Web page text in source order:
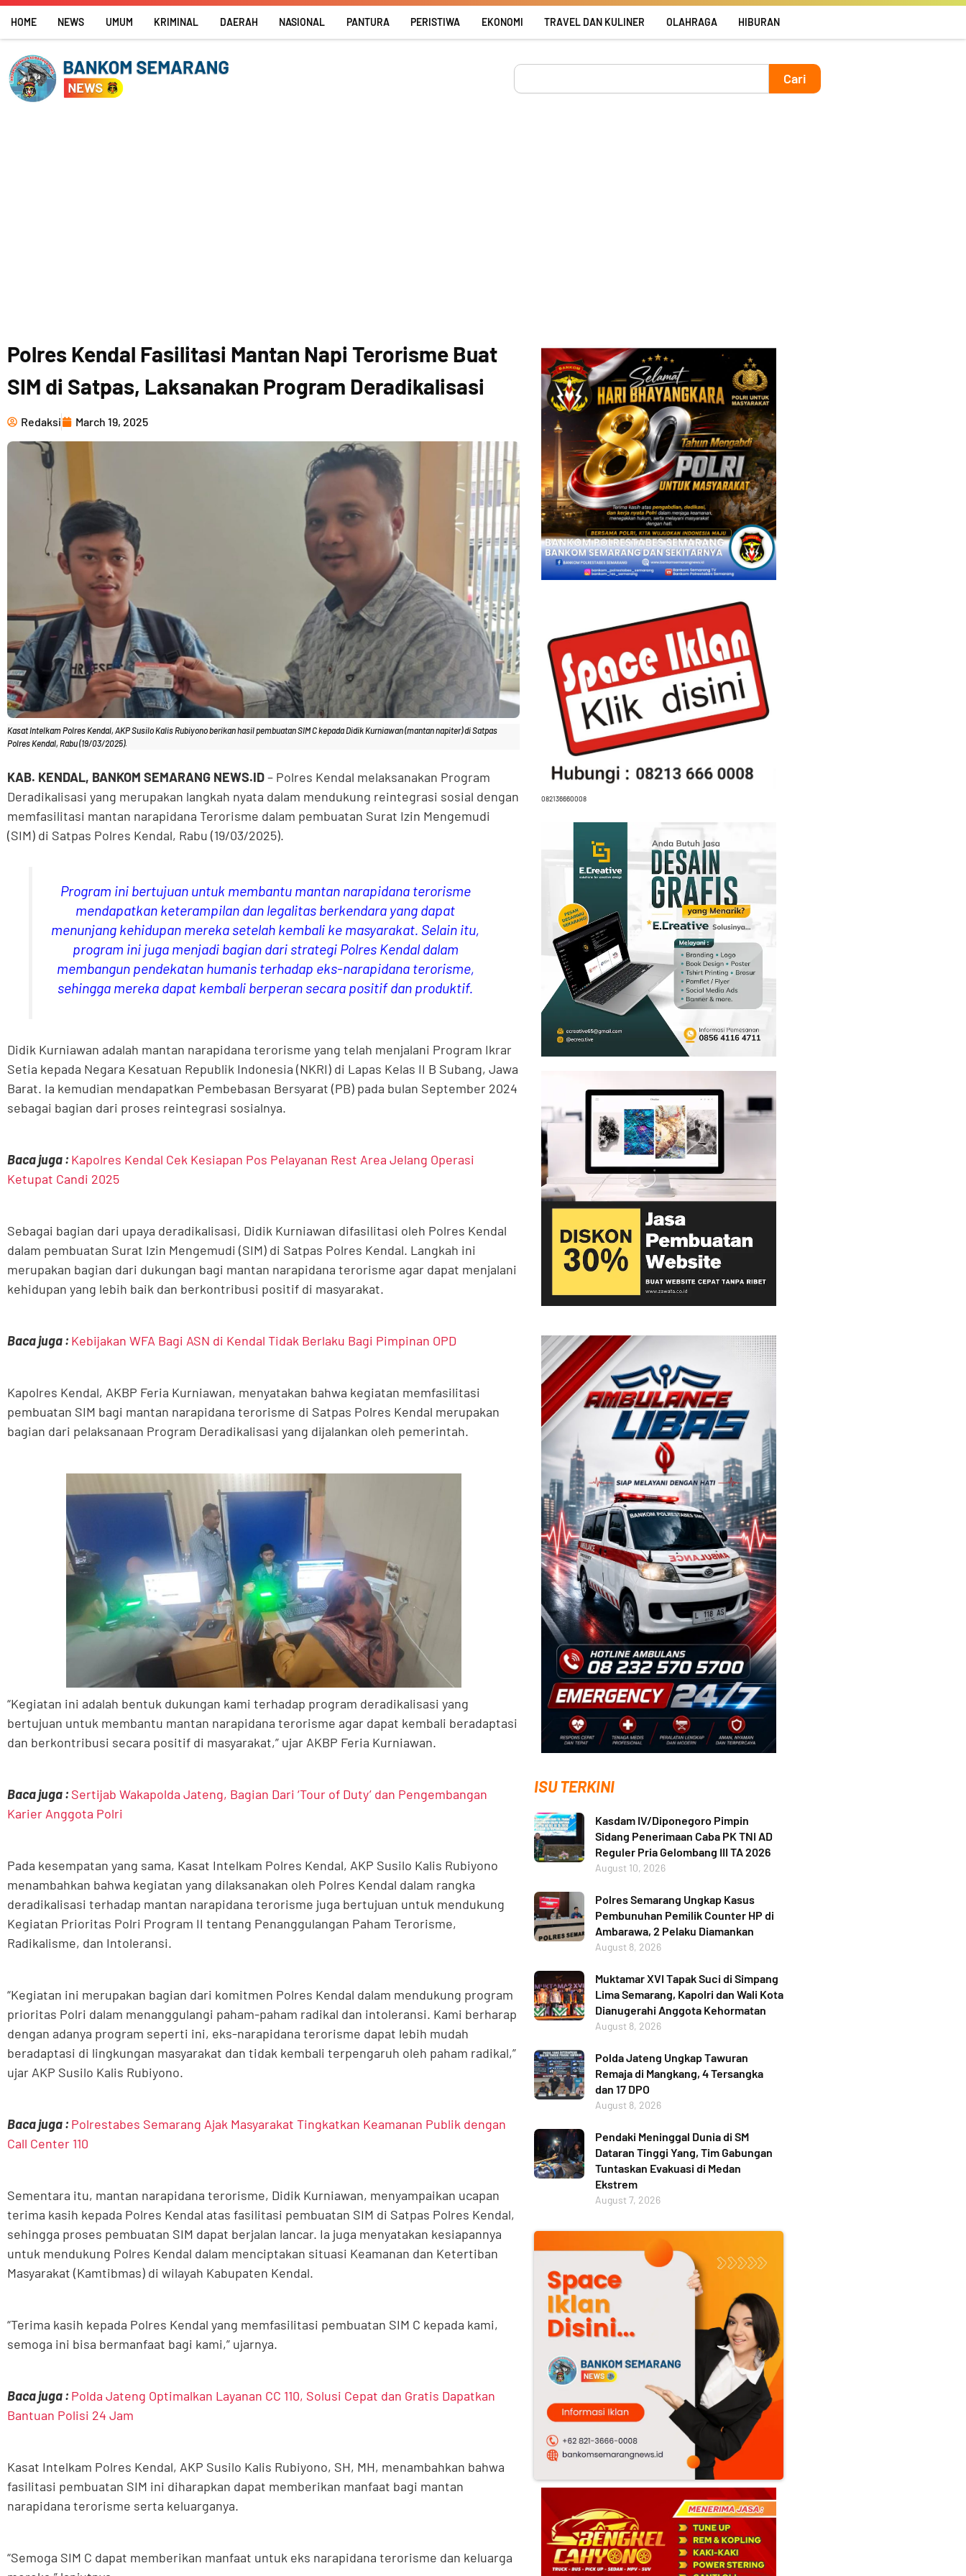
Skip
content
HOME NEWS UMUM KRIMINAL DAERAH NASIONAL PANTURA PERISTIWA EKONOMI TRAVEL DAN KULINER OLAHRAGA HIBURAN
Search
Cari
Polres Kendal Fasilitasi Mantan Napi Terorisme Buat
SIM di Satpas, Laksanakan Program Deradikalisasi
Redaksi March 19, 2025
Kasat Intelkam Polres Kendal, AKP Susilo Kalis Rubiyono berikan hasil pembuatan SIM C kepada Didik Kurniawan (mantan napiter) di Satpas
Polres Kendal, Rabu (19/03/2025).
KAB. KENDAL, BANKOM SEMARANG NEWS.ID– Polres Kendal melaksanakan Program
Deradikalisasi yang merupakan langkah nyata dalam mendukung reintegrasi sosial dengan
memfasilitasi mantan narapidana Terorisme dalam pembuatan Surat Izin Mengemudi
(SIM) di Satpas Polres Kendal, Rabu (19/03/2025).
Program ini bertujuan untuk membantu mantan narapidana terorisme
mendapatkan keterampilan dan legalitas berkendara yang dapat
menunjang kehidupan mereka setelah kembali ke masyarakat. Selain itu,
program ini juga menjadi bagian dari strategi Polres Kendal dalam
membangun pendekatan humanis terhadap eks-narapidana terorisme,
sehingga mereka dapat kembali berperan secara positif dan produktif.
Didik Kurniawan adalah mantan narapidana terorisme yang telah menjalani Program Ikrar
Setia kepada Negara Kesatuan Republik Indonesia (NKRI) di Lapas Kelas II B Subang, Jawa
Barat. Ia kemudian mendapatkan Pembebasan Bersyarat (PB) pada bulan September 2024
sebagai bagian dari proses reintegrasi sosialnya.
Baca juga : Kapolres Kendal Cek Kesiapan Pos Pelayanan Rest Area Jelang Operasi
Ketupat Candi 2025
Sebagai bagian dari upaya deradikalisasi, Didik Kurniawan difasilitasi oleh Polres Kendal
dalam pembuatan Surat Izin Mengemudi (SIM) di Satpas Polres Kendal. Langkah ini
merupakan bagian dari dukungan bagi mantan narapidana terorisme agar dapat menjalani
kehidupan yang lebih baik dan berkontribusi positif di masyarakat.
Baca juga : Kebijakan WFA Bagi ASN di Kendal Tidak Berlaku Bagi Pimpinan OPD
Kapolres Kendal, AKBP Feria Kurniawan, menyatakan bahwa kegiatan memfasilitasi
pembuatan SIM bagi mantan narapidana terorisme di Satpas Polres Kendal merupakan
bagian dari pelaksanaan Program Deradikalisasi yang dijalankan oleh pemerintah.
“Kegiatan ini adalah bentuk dukungan kami terhadap program deradikalisasi yang
bertujuan untuk membantu mantan narapidana terorisme agar dapat kembali beradaptasi
dan berkontribusi secara positif di masyarakat,” ujar AKBP Feria Kurniawan.
Baca juga : Sertijab Wakapolda Jateng, Bagian Dari ‘Tour of Duty’ dan Pengembangan
Karier Anggota Polri
Pada kesempatan yang sama, Kasat Intelkam Polres Kendal, AKP Susilo Kalis Rubiyono
menambahkan bahwa kegiatan yang dilaksanakan oleh Polres Kendal dalam rangka
deradikalisasi terhadap mantan narapidana terorisme juga bertujuan untuk mendukung
Kegiatan Prioritas Polri Program II tentang Penanggulangan Paham Terorisme,
Radikalisme, dan Intoleransi.
“Kegiatan ini merupakan bagian dari komitmen Polres Kendal dalam mendukung program
prioritas Polri dalam menanggulangi paham-paham radikal dan intoleransi. Kami berharap
dengan adanya program seperti ini, eks-narapidana terorisme dapat lebih mudah
beradaptasi di lingkungan masyarakat dan tidak kembali terpengaruh oleh paham radikal,”
ujar AKP Susilo Kalis Rubiyono.
Baca juga : Polrestabes Semarang Ajak Masyarakat Tingkatkan Keamanan Publik dengan
Call Center 110
Sementara itu, mantan narapidana terorisme, Didik Kurniawan, menyampaikan ucapan
terima kasih kepada Polres Kendal atas fasilitasi pembuatan SIM di Satpas Polres Kendal,
sehingga proses pembuatan SIM dapat berjalan lancar. Ia juga menyatakan kesiapannya
untuk mendukung Polres Kendal dalam menciptakan situasi Keamanan dan Ketertiban
Masyarakat (Kamtibmas) di wilayah Kabupaten Kendal.
“Terima kasih kepada Polres Kendal yang memfasilitasi pembuatan SIM C kepada kami,
semoga ini bisa bermanfaat bagi kami,” ujarnya.
Baca juga : Polda Jateng Optimalkan Layanan CC 110, Solusi Cepat dan Gratis Dapatkan
Bantuan Polisi 24 Jam
Kasat Intelkam Polres Kendal, AKP Susilo Kalis Rubiyono, SH, MH, menambahkan bahwa
fasilitasi pembuatan SIM ini diharapkan dapat memberikan manfaat bagi mantan
narapidana terorisme serta keluarganya.
“Semoga SIM C dapat memberikan manfaat untuk eks narapidana terorisme dan keluarga
082136660008
ISU TERKINI
Kasdam IV/Diponegoro Pimpin
Sidang Penerimaan Caba PK TNI AD
Reguler Pria Gelombang III TA 2026
August 10, 2026
Polres Semarang Ungkap Kasus
Pembunuhan Pemilik Counter HP di
Ambarawa, 2 Pelaku Diamankan
August 8, 2026
Muktamar XVI Tapak Suci di Simpang
Lima Semarang, Kapolri dan Wali Kota
Dianugerahi Anggota Kehormatan
August 8, 2026
Polda Jateng Ungkap Tawuran
Remaja di Mangkang, 4 Tersangka
dan 17 DPO
August 8, 2026
Pendaki Meninggal Dunia di SM
Dataran Tinggi Yang, Tim Gabungan
Tuntaskan Evakuasi di Medan
Ekstrem
August 7, 2026